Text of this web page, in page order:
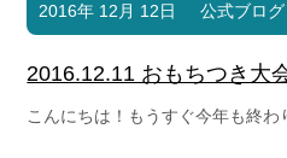
マリンライフを堪能したい！
ボート免許
長年の実績と信頼！
2016年 12月 12日 公式ブログ
2016.12.11 おもちつき大
こんにちは！もうすぐ今年も終わ